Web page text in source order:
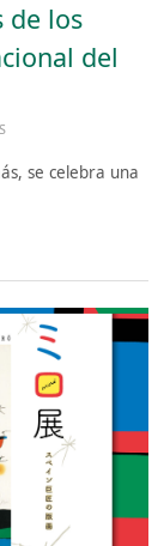
de los
del
se celebra una